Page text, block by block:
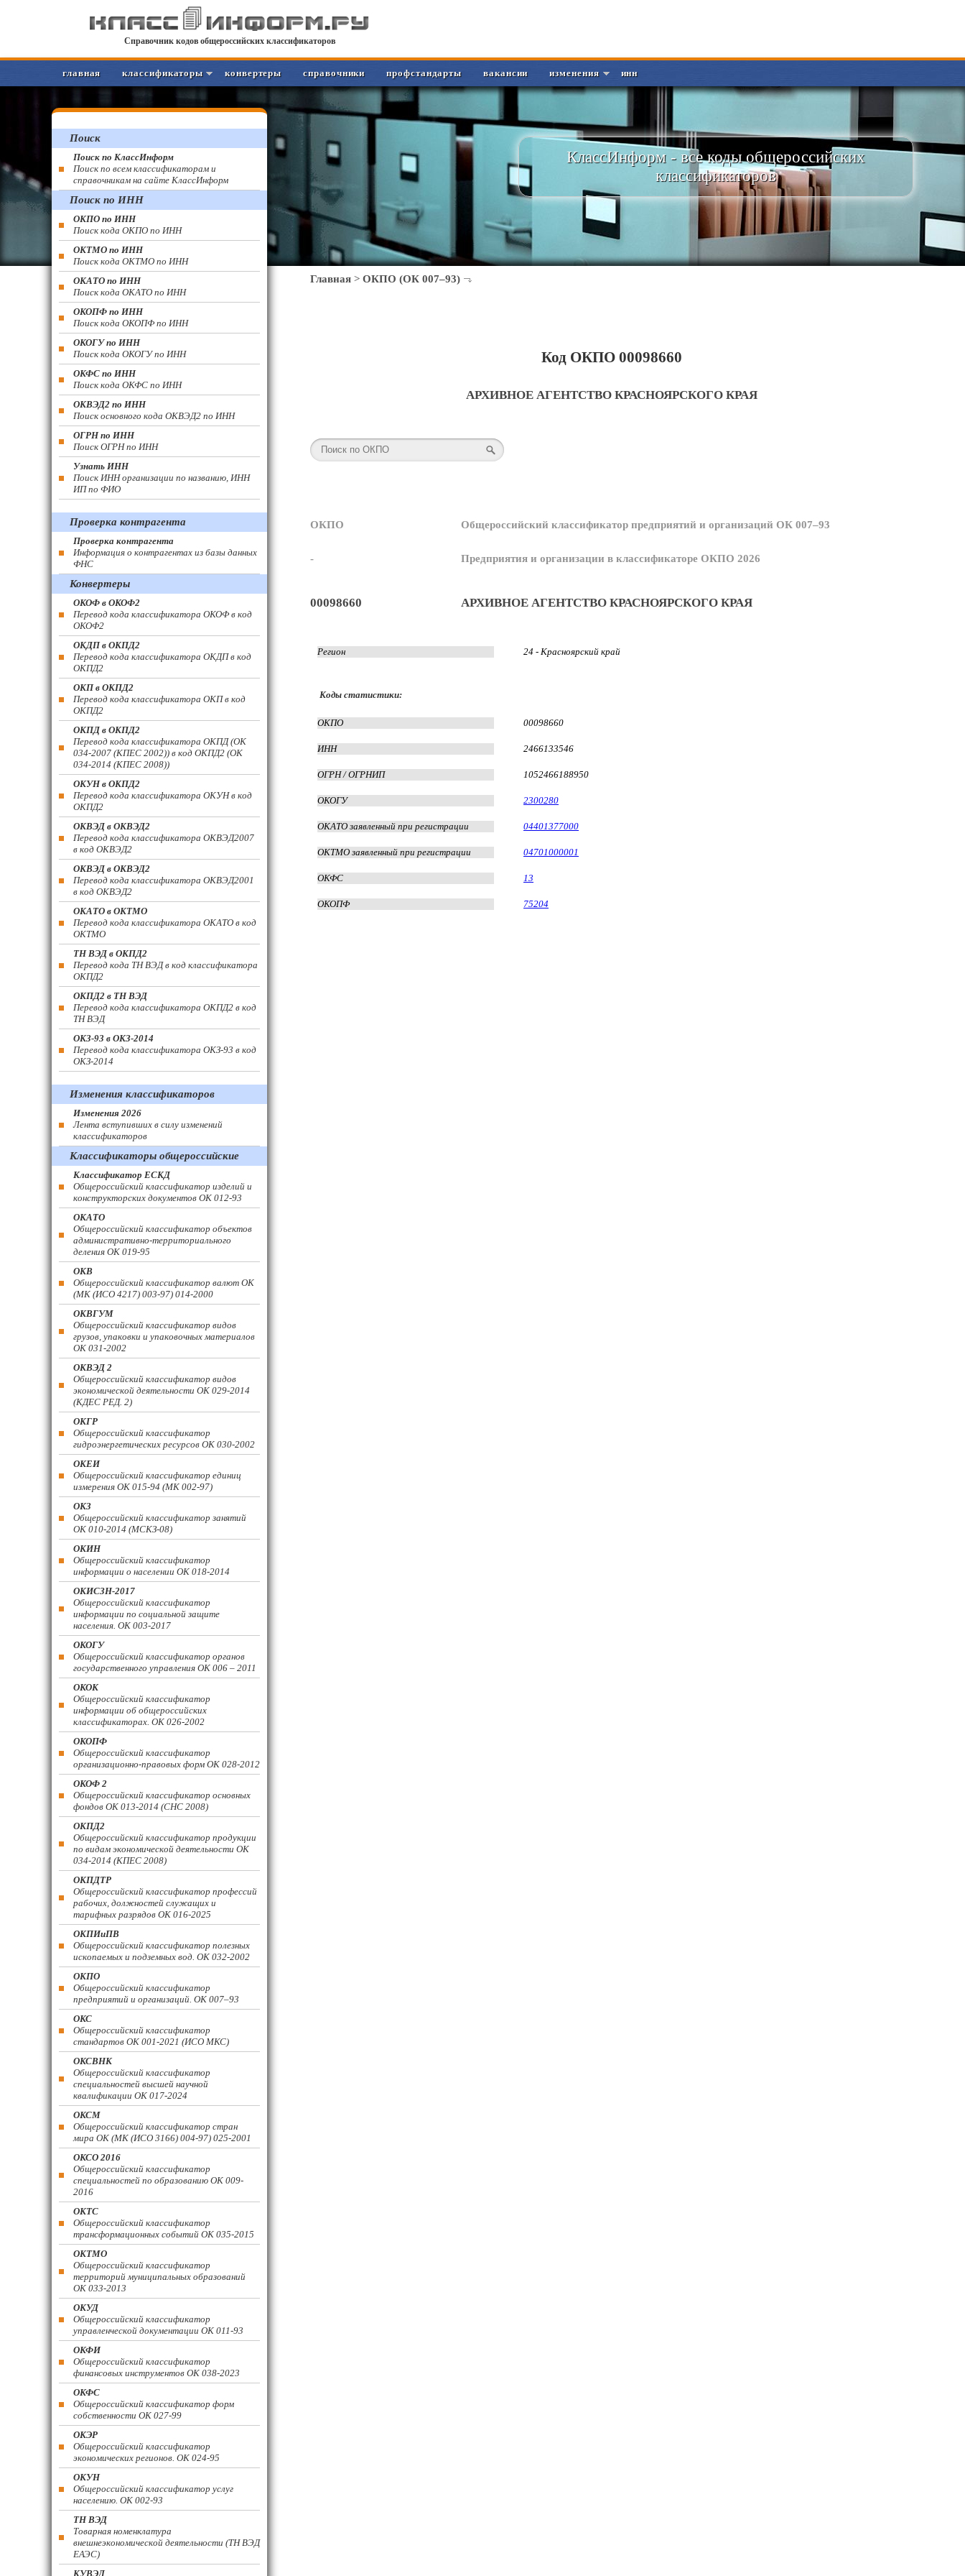
Справочник кодов общероссийских классификаторов
главная классификаторы конвертеры справочники профстандарты вакансии изменения инн
КлассИнформ - все коды общероссийских
классификаторов
Главная > ОКПО (ОК 007–93)
Код ОКПО 00098660
АРХИВНОЕ АГЕНТСТВО КРАСНОЯРСКОГО КРАЯ
ОКПО Общероссийский классификатор предприятий и организаций ОК 007–93
- Предприятия и организации в классификаторе ОКПО 2026
00098660 АРХИВНОЕ АГЕНТСТВО КРАСНОЯРСКОГО КРАЯ
Регион 24 - Красноярский край
Коды статистики:
ОКПО 00098660
ИНН 2466133546
ОГРН / ОГРНИП 1052466188950
ОКОГУ 2300280
ОКАТО заявленный при регистрации 04401377000
ОКТМО заявленный при регистрации 04701000001
ОКФС 13
ОКОПФ 75204
Поиск
Поиск по КлассИнформ
Поиск по всем классификаторам и
справочникам на сайте КлассИнформ
Поиск по ИНН
ОКПО по ИНН
Поиск кода ОКПО по ИНН
ОКТМО по ИНН
Поиск кода ОКТМО по ИНН
ОКАТО по ИНН
Поиск кода ОКАТО по ИНН
ОКОПФ по ИНН
Поиск кода ОКОПФ по ИНН
ОКОГУ по ИНН
Поиск кода ОКОГУ по ИНН
ОКФС по ИНН
Поиск кода ОКФС по ИНН
ОКВЭД2 по ИНН
Поиск основного кода ОКВЭД2 по ИНН
ОГРН по ИНН
Поиск ОГРН по ИНН
Узнать ИНН
Поиск ИНН организации по названию, ИНН
ИП по ФИО
Проверка контрагента
Проверка контрагента
Информация о контрагентах из базы данных
ФНС
Конвертеры
ОКОФ в ОКОФ2
Перевод кода классификатора ОКОФ в код
ОКОФ2
ОКДП в ОКПД2
Перевод кода классификатора ОКДП в код
ОКПД2
ОКП в ОКПД2
Перевод кода классификатора ОКП в код
ОКПД2
ОКПД в ОКПД2
Перевод кода классификатора ОКПД (ОК
034-2007 (КПЕС 2002)) в код ОКПД2 (ОК
034-2014 (КПЕС 2008))
ОКУН в ОКПД2
Перевод кода классификатора ОКУН в код
ОКПД2
ОКВЭД в ОКВЭД2
Перевод кода классификатора ОКВЭД2007
в код ОКВЭД2
ОКВЭД в ОКВЭД2
Перевод кода классификатора ОКВЭД2001
в код ОКВЭД2
ОКАТО в ОКТМО
Перевод кода классификатора ОКАТО в код
ОКТМО
ТН ВЭД в ОКПД2
Перевод кода ТН ВЭД в код классификатора
ОКПД2
ОКПД2 в ТН ВЭД
Перевод кода классификатора ОКПД2 в код
ТН ВЭД
ОКЗ-93 в ОКЗ-2014
Перевод кода классификатора ОКЗ-93 в код
ОКЗ-2014
Изменения классификаторов
Изменения 2026
Лента вступивших в силу изменений
классификаторов
Классификаторы общероссийские
Классификатор ЕСКД
Общероссийский классификатор изделий и
конструкторских документов ОК 012-93
ОКАТО
Общероссийский классификатор объектов
административно-территориального
деления ОК 019-95
ОКВ
Общероссийский классификатор валют ОК
(МК (ИСО 4217) 003-97) 014-2000
ОКВГУМ
Общероссийский классификатор видов
грузов, упаковки и упаковочных материалов
ОК 031-2002
ОКВЭД 2
Общероссийский классификатор видов
экономической деятельности ОК 029-2014
(КДЕС РЕД. 2)
ОКГР
Общероссийский классификатор
гидроэнергетических ресурсов ОК 030-2002
ОКЕИ
Общероссийский классификатор единиц
измерения ОК 015-94 (МК 002-97)
ОКЗ
Общероссийский классификатор занятий
ОК 010-2014 (МСКЗ-08)
ОКИН
Общероссийский классификатор
информации о населении ОК 018-2014
ОКИСЗН-2017
Общероссийский классификатор
информации по социальной защите
населения. ОК 003-2017
ОКОГУ
Общероссийский классификатор органов
государственного управления ОК 006 – 2011
ОКОК
Общероссийский классификатор
информации об общероссийских
классификаторах. ОК 026-2002
ОКОПФ
Общероссийский классификатор
организационно-правовых форм ОК 028-2012
ОКОФ 2
Общероссийский классификатор основных
фондов ОК 013-2014 (СНС 2008)
ОКПД2
Общероссийский классификатор продукции
по видам экономической деятельности ОК
034-2014 (КПЕС 2008)
ОКПДТР
Общероссийский классификатор профессий
рабочих, должностей служащих и
тарифных разрядов ОК 016-2025
ОКПИиПВ
Общероссийский классификатор полезных
ископаемых и подземных вод. ОК 032-2002
ОКПО
Общероссийский классификатор
предприятий и организаций. ОК 007–93
ОКС
Общероссийский классификатор
стандартов ОК 001-2021 (ИСО МКС)
ОКСВНК
Общероссийский классификатор
специальностей высшей научной
квалификации ОК 017-2024
ОКСМ
Общероссийский классификатор стран
мира ОК (МК (ИСО 3166) 004-97) 025-2001
ОКСО 2016
Общероссийский классификатор
специальностей по образованию ОК 009-
2016
ОКТС
Общероссийский классификатор
трансформационных событий ОК 035-2015
ОКТМО
Общероссийский классификатор
территорий муниципальных образований
ОК 033-2013
ОКУД
Общероссийский классификатор
управленческой документации ОК 011-93
ОКФИ
Общероссийский классификатор
финансовых инструментов OK 038-2023
ОКФС
Общероссийский классификатор форм
собственности ОК 027-99
ОКЭР
Общероссийский классификатор
экономических регионов. ОК 024-95
ОКУН
Общероссийский классификатор услуг
населению. ОК 002-93
ТН ВЭД
Товарная номенклатура
внешнеэкономической деятельности (ТН ВЭД
ЕАЭС)
КУВЭД